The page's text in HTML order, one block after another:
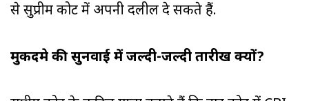
से सुप्रीम कोर्ट में अपनी दलील दे सकते हैं.
मुकदमे की सुनवाई में जल्दी-जल्दी तारीख क्यों?